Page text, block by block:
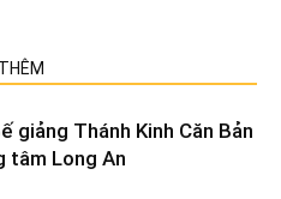
giảng Thánh Kinh Căn Bản
tâm Long An